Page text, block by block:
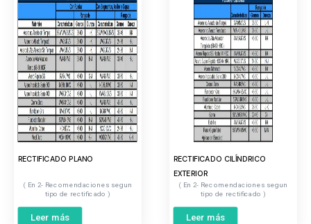
RECTIFICADO PLANO
2- Recomendaciones segun
tipo de rectificado
Leer más
RECTIFICADO CILÍNDRICO
EXTERIOR
2- Recomendaciones segun
tipo de rectificado
Leer más